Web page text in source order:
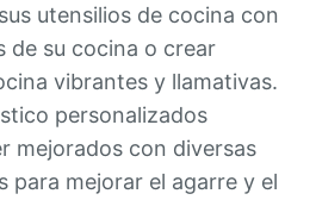
utensilios de cocina con
de su cocina o crear
vibrantes y llamativas.
personalizados
mejorados con diversas
para mejorar el agarre y el